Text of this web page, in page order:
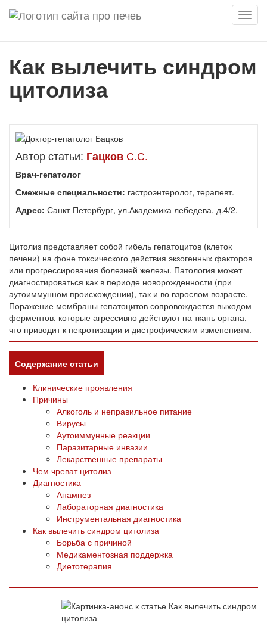
Меню
Как вылечить синдром
цитолиза
Автор статьи: Гацков С.С.
Врач-гепатолог
Смежные специальности: гастроэнтеролог, терапевт.
Адрес: Санкт-Петербург, ул.Академика лебедева, д.4/2.
Цитолиз представляет собой гибель гепатоцитов (клеток
печени) на фоне токсического действия экзогенных факторов
или прогрессирования болезней железы. Патология может
диагностироваться как в периоде новорожденности (при
аутоиммунном происхождении), так и во взрослом возрасте.
Поражение мембраны гепатоцитов сопровождается выходом
ферментов, которые агрессивно действуют на ткань органа,
что приводит к некротизации и дистрофическим изменениям.
Содержание статьи
Клинические проявления
Причины
Алкоголь и неправильное питание
Вирусы
Аутоиммунные реакции
Паразитарные инвазии
Лекарственные препараты
Чем чреват цитолиз
Диагностика
Анамнез
Лабораторная диагностика
Инструментальная диагностика
Как вылечить синдром цитолиза
Борьба с причиной
Медикаментозная поддержка
Диетотерапия